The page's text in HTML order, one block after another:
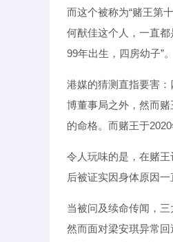
而这个被称为“赌王第
何猷佳这个人，一直都
99年出生，四房幼子”。
港媒的猜测直指要害
博董事局之外，然而赌
的命格。而赌王于
令人玩味的是，在赌
后被证实因身体原因
当被问及续命传闻，
然而面对梁安琪异常